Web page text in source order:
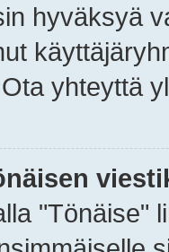
hyväksyä
yhteyttä
"Tönäise"